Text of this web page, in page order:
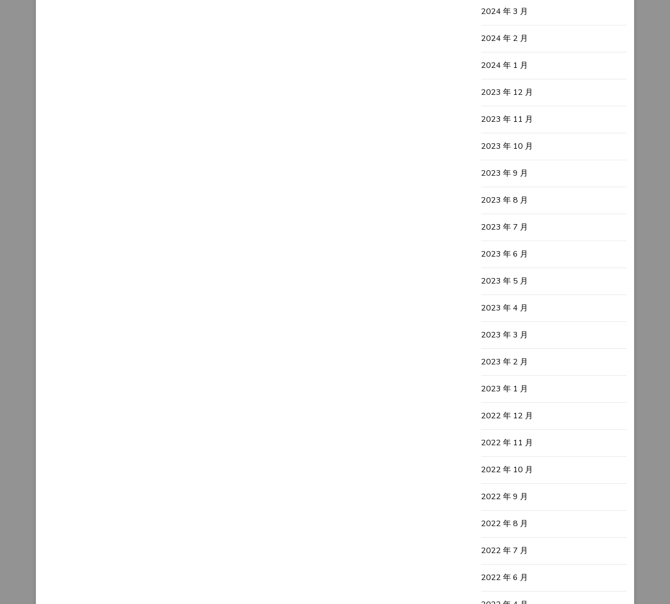
2024 年 3 月
2024 年 2 月
2024 年 1 月
2023 年 12 月
2023 年 11 月
2023 年 10 月
2023 年 9 月
2023 年 8 月
2023 年 7 月
2023 年 6 月
2023 年 5 月
2023 年 4 月
2023 年 3 月
2023 年 2 月
2023 年 1 月
2022 年 12 月
2022 年 11 月
2022 年 10 月
2022 年 9 月
2022 年 8 月
2022 年 7 月
2022 年 6 月